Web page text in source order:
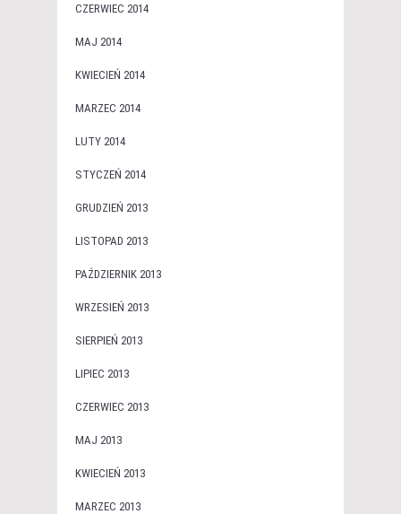
CZERWIEC 2014
MAJ 2014
KWIECIEŃ 2014
MARZEC 2014
LUTY 2014
STYCZEŃ 2014
GRUDZIEŃ 2013
LISTOPAD 2013
PAŹDZIERNIK 2013
WRZESIEŃ 2013
SIERPIEŃ 2013
LIPIEC 2013
CZERWIEC 2013
MAJ 2013
KWIECIEŃ 2013
MARZEC 2013